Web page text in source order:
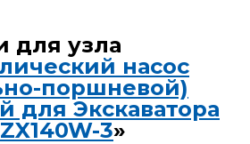
для узла
насос
поршневой)
для Экскаватора
3»